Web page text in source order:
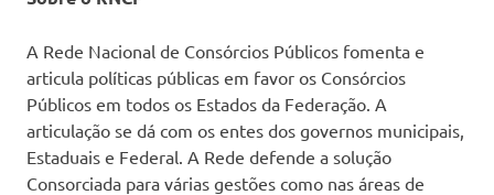
A Rede Nacional de Consórcios Públicos fomenta e
articula políticas públicas em favor os Consórcios
Públicos em todos os Estados da Federação. A
articulação se dá com os entes dos governos municipais,
Estaduais e Federal. A Rede defende a solução
Consorciada para várias gestões como nas áreas de